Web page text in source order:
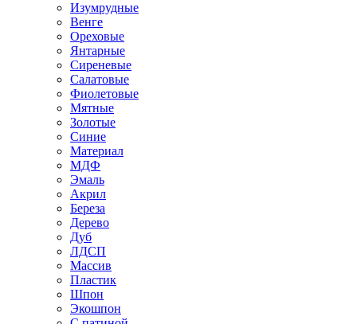
Изумрудные
Венге
Ореховые
Янтарные
Сиреневые
Салатовые
Фиолетовые
Мятные
Золотые
Синие
Материал
МДФ
Эмаль
Акрил
Береза
Дерево
Дуб
ЛДСП
Массив
Пластик
Шпон
Экошпон